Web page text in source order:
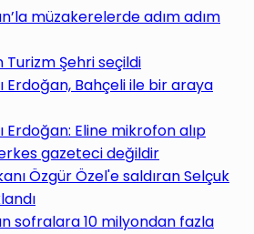
müzakerelerde adım adım
Turizm Şehri seçildi
Erdoğan, Bahçeli ile bir araya
Erdoğan: Eline mikrofon alıp
gazeteci değildir
Özgür Özel'e saldıran Selçuk
sofralara 10 milyondan fazla